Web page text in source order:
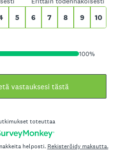
5 6 7 8 9 10
100%
vastauksesi tästä
toteuttaa
helposti. Rekisteröidy maksutta.